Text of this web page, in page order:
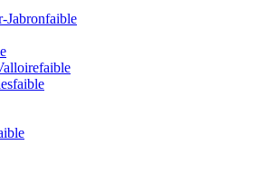
Jabronfaible
faible
faible